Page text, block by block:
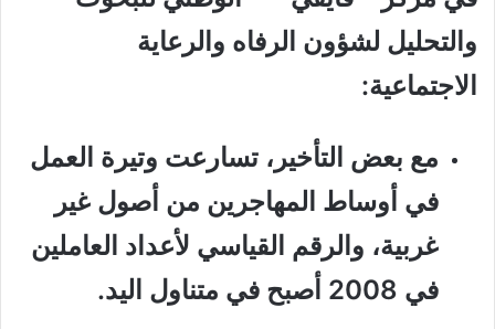
والتحليل لشؤون الرفاه والرعاية
الاجتماعية:
مع بعض التأخير، تسارعت وتيرة العمل
في أوساط المهاجرين من أصول غير
غربية، والرقم القياسي لأعداد العاملين
في 2008 أصبح في متناول اليد.